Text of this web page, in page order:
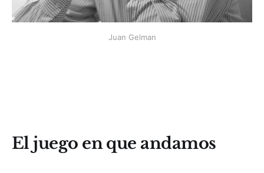
Juan Gelman
El juego en que andamos